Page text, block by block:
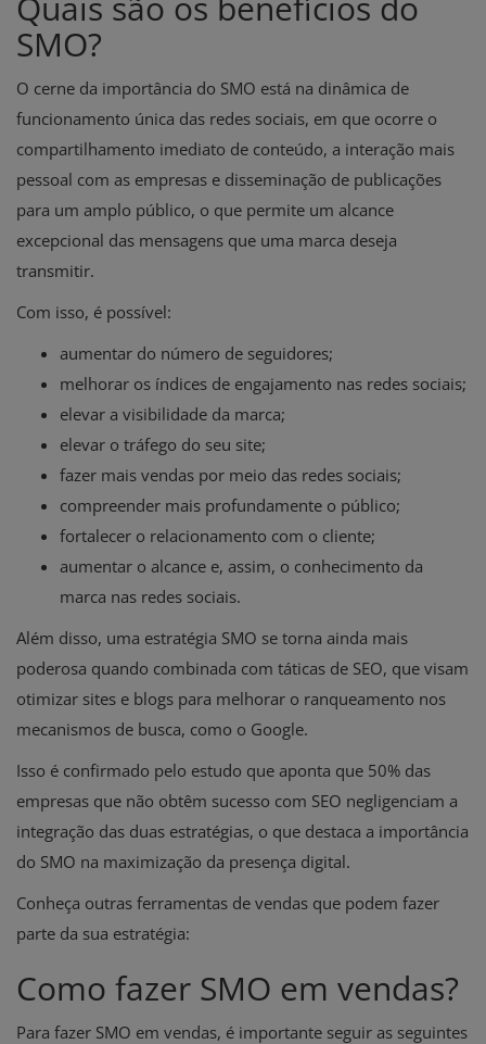
SMO?
O cerne da importância do SMO está na dinâmica de
funcionamento única das redes sociais, em que ocorre o
compartilhamento imediato de conteúdo, a interação mais
pessoal com as empresas e disseminação de publicações
para um amplo público, o que permite um alcance
excepcional das mensagens que uma marca deseja
transmitir.
Com isso, é possível:
aumentar do número de seguidores;
melhorar os índices de engajamento nas redes sociais;
elevar a visibilidade da marca;
elevar o tráfego do seu site;
fazer mais vendas por meio das redes sociais;
compreender mais profundamente o público;
fortalecer o relacionamento com o cliente;
aumentar o alcance e, assim, o conhecimento da
marca nas redes sociais.
Além disso, uma estratégia SMO se torna ainda mais
poderosa quando combinada com táticas de SEO, que visam
otimizar sites e blogs para melhorar o ranqueamento nos
mecanismos de busca, como o Google.
Isso é confirmado pelo estudo que aponta que 50% das
empresas que não obtêm sucesso com SEO negligenciam a
integração das duas estratégias, o que destaca a importância
do SMO na maximização da presença digital.
Conheça outras ferramentas de vendas que podem fazer
parte da sua estratégia:
Como fazer SMO em vendas?
Para fazer SMO em vendas, é importante seguir as seguintes